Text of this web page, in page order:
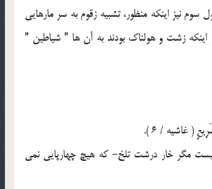
نیز اینکه منظور، تشبیه زقوم به سر مارهایی
زشت و هولناک بودند به آن ها ” شیاطین ”
( غاشیه / 6 ).
مگر خار درشت تلخ- که هیچ چهارپایی نمی